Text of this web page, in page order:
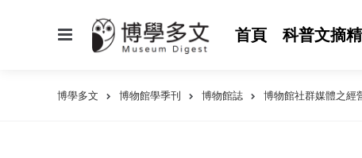
首頁 科普文摘
博學多文 博物館學季刊 博物館誌 博物館社群媒體之經